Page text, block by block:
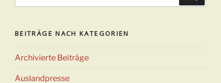
BEITRÄGE NACH KATEGORIEN
Archivierte Beiträge
Auslandpresse